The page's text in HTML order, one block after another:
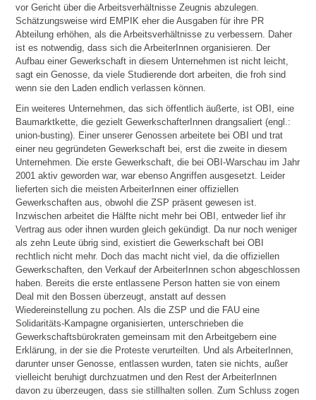
vor Gericht über die Arbeitsverhältnisse Zeugnis abzulegen.
Schätzungsweise wird EMPIK eher die Ausgaben für ihre PR
Abteilung erhöhen, als die Arbeitsverhältnisse zu verbessern. Daher
ist es notwendig, dass sich die ArbeiterInnen organisieren. Der
Aufbau einer Gewerkschaft in diesem Unternehmen ist nicht leicht,
sagt ein Genosse, da viele Studierende dort arbeiten, die froh sind
wenn sie den Laden endlich verlassen können.
Ein weiteres Unternehmen, das sich öffentlich äußerte, ist OBI, eine
Baumarktkette, die gezielt GewerkschafterInnen drangsaliert (engl.:
union-busting). Einer unserer Genossen arbeitete bei OBI und trat
einer neu gegründeten Gewerkschaft bei, erst die zweite in diesem
Unternehmen. Die erste Gewerkschaft, die bei OBI-Warschau im Jahr
2001 aktiv geworden war, war ebenso Angriffen ausgesetzt. Leider
lieferten sich die meisten ArbeiterInnen einer offiziellen
Gewerkschaften aus, obwohl die ZSP präsent gewesen ist.
Inzwischen arbeitet die Hälfte nicht mehr bei OBI, entweder lief ihr
Vertrag aus oder ihnen wurden gleich gekündigt. Da nur noch weniger
als zehn Leute übrig sind, existiert die Gewerkschaft bei OBI
rechtlich nicht mehr. Doch das macht nicht viel, da die offiziellen
Gewerkschaften, den Verkauf der ArbeiterInnen schon abgeschlossen
haben. Bereits die erste entlassene Person hatten sie von einem
Deal mit den Bossen überzeugt, anstatt auf dessen
Wiedereinstellung zu pochen. Als die ZSP und die FAU eine
Solidaritäts-Kampagne organisierten, unterschrieben die
Gewerkschaftsbürokraten gemeinsam mit den Arbeitgebern eine
Erklärung, in der sie die Proteste verurteilten. Und als ArbeiterInnen,
darunter unser Genosse, entlassen wurden, taten sie nichts, außer
vielleicht beruhigt durchzuatmen und den Rest der ArbeiterInnen
davon zu überzeugen, dass sie stillhalten sollen. Zum Schluss zogen